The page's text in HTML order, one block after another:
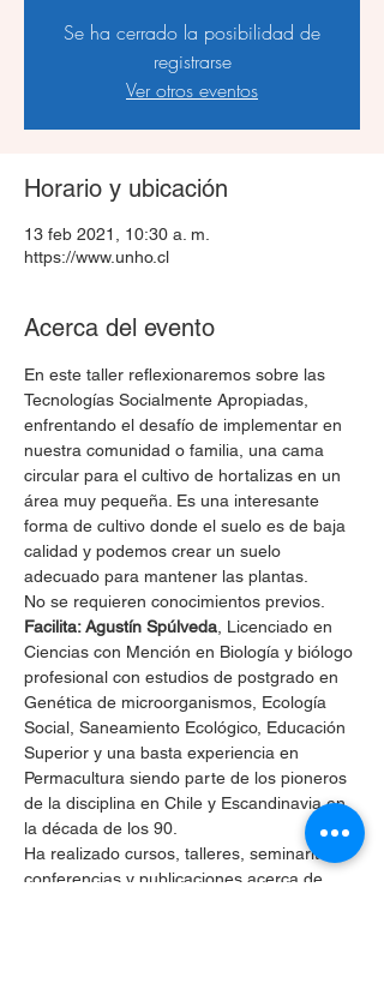
Se ha cerrado la posibilidad de
registrarse
Ver otros eventos
Horario y ubicación
13 feb 2021, 10:30 a. m.
https://www.unho.cl
Acerca del evento
En este taller reflexionaremos sobre las
Tecnologías Socialmente Apropiadas,
enfrentando el desafío de implementar en
nuestra comunidad o familia, una cama
circular para el cultivo de hortalizas en un
área muy pequeña. Es una interesante
forma de cultivo donde el suelo es de baja
calidad y podemos crear un suelo
adecuado para mantener las plantas.
No se requieren conocimientos previos.
Facilita: Agustín Spúlveda , Licenciado en
Ciencias con Mención en Biología y biólogo
profesional con estudios de postgrado en
Genética de microorganismos, Ecología
Social, Saneamiento Ecológico, Educación
Superior y una basta experiencia en
Permacultura siendo parte de los pioneros
de la disciplina en Chile y Escandinavia en
la década de los 90.
Ha realizado cursos, talleres, seminaritos,
conferencias y publicaciones acerca de